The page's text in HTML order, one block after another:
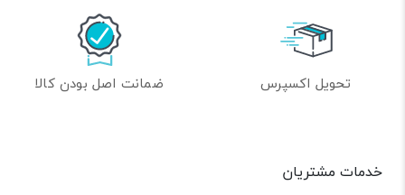
تحویل اکسپرس ضمانت اصل بودن کالا
خدمات مشتریان